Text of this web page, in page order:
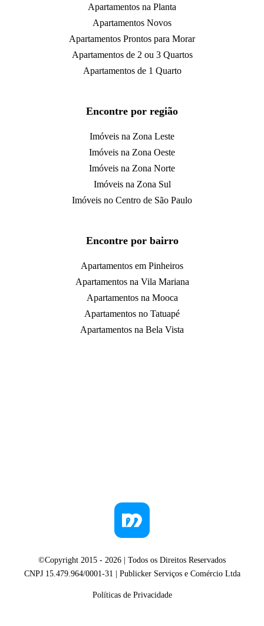
Apartamentos na Planta
Apartamentos Novos
Apartamentos Prontos para Morar
Apartamentos de 2 ou 3 Quartos
Apartamentos de 1 Quarto
Encontre por região
Imóveis na Zona Leste
Imóveis na Zona Oeste
Imóveis na Zona Norte
Imóveis na Zona Sul
Imóveis no Centro de São Paulo
Encontre por bairro
Apartamentos em Pinheiros
Apartamentos na Vila Mariana
Apartamentos na Mooca
Apartamentos no Tatuapé
Apartamentos na Bela Vista
©Copyright 2015 - 2026 | Todos os Direitos Reservados
CNPJ 15.479.964/0001-31 | Publicker Serviços e Comércio Ltda
Políticas de Privacidade